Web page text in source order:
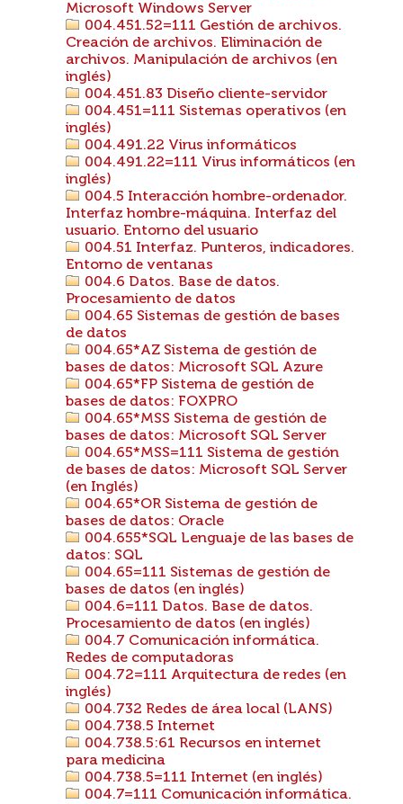
Microsoft Windows Server
004.451.52=111 Gestión de archivos.
Creación de archivos. Eliminación de
archivos. Manipulación de archivos (en
inglés)
004.451.83 Diseño cliente-servidor
004.451=111 Sistemas operativos (en
inglés)
004.491.22 Virus informáticos
004.491.22=111 Virus informáticos (en
inglés)
004.5 Interacción hombre-ordenador.
Interfaz hombre-máquina. Interfaz del
usuario. Entorno del usuario
004.51 Interfaz. Punteros, indicadores.
Entorno de ventanas
004.6 Datos. Base de datos.
Procesamiento de datos
004.65 Sistemas de gestión de bases
de datos
004.65*AZ Sistema de gestión de
bases de datos: Microsoft SQL Azure
004.65*FP Sistema de gestión de
bases de datos: FOXPRO
004.65*MSS Sistema de gestión de
bases de datos: Microsoft SQL Server
004.65*MSS=111 Sistema de gestión
de bases de datos: Microsoft SQL Server
(en Inglés)
004.65*OR Sistema de gestión de
bases de datos: Oracle
004.655*SQL Lenguaje de las bases de
datos: SQL
004.65=111 Sistemas de gestión de
bases de datos (en inglés)
004.6=111 Datos. Base de datos.
Procesamiento de datos (en inglés)
004.7 Comunicación informática.
Redes de computadoras
004.72=111 Arquitectura de redes (en
inglés)
004.732 Redes de área local (LANS)
004.738.5 Internet
004.738.5:61 Recursos en internet
para medicina
004.738.5=111 Internet (en inglés)
004.7=111 Comunicación informática.